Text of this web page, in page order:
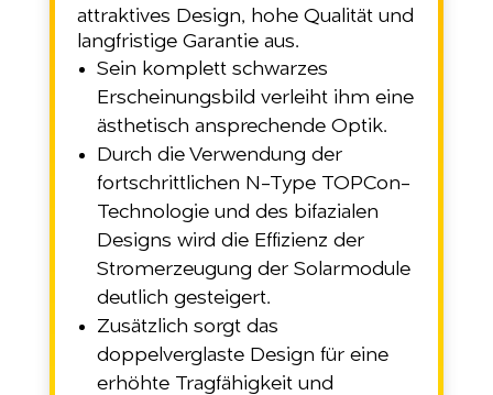
attraktives Design, hohe Qualität und
langfristige Garantie aus.
Sein komplett schwarzes
Erscheinungsbild verleiht ihm eine
ästhetisch ansprechende Optik.
Durch die Verwendung der
fortschrittlichen N-Type TOPCon-
Technologie und des bifazialen
Designs wird die Effizienz der
Stromerzeugung der Solarmodule
deutlich gesteigert.
Zusätzlich sorgt das
doppelverglaste Design für eine
erhöhte Tragfähigkeit und